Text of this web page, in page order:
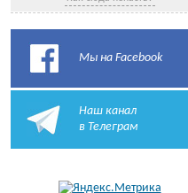
Мы на Facebook
Наш канал
в Телеграм